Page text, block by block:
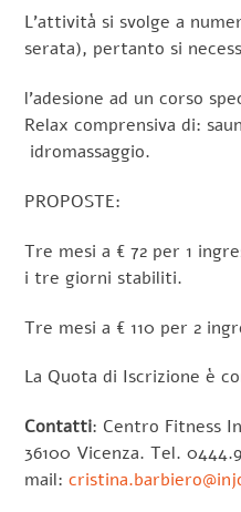
L’attività si svolge a
serata), pertanto si
l’adesione ad un corso
Relax comprensiva di:
idromassaggio.
PROPOSTE:
Tre mesi a € 72 per 1
i tre giorni stabiliti.
Tre mesi a € 110 per 2
La Quota di Iscrizione è
Contatti: Centro Fitness
36100 Vicenza. Tel.
mail: